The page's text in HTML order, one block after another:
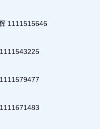
1111515646